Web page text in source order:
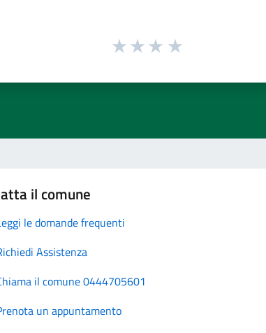
il comune
le domande frequenti
Assistenza
il comune 0444705601
un appuntamento